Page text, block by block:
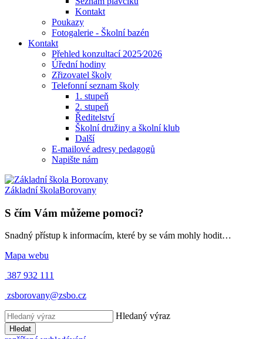
Kontakt
Poukazy
Fotogalerie - Školní bazén
Kontakt
Přehled konzultací 2025⁄2026
Úřední hodiny
Zřizovatel školy
Telefonní seznam školy
1. stupeň
2. stupeň
Ředitelství
Školní družiny a školní klub
Další
E-mailové adresy pedagogů
Napište nám
Základní školaBorovany
S čím Vám můžeme pomoci?
Snadný přístup k informacím, které by se vám mohly hodit…
Mapa webu
387 932 111
zsborovany@zsbo.cz
Hledaný výraz
Hledat